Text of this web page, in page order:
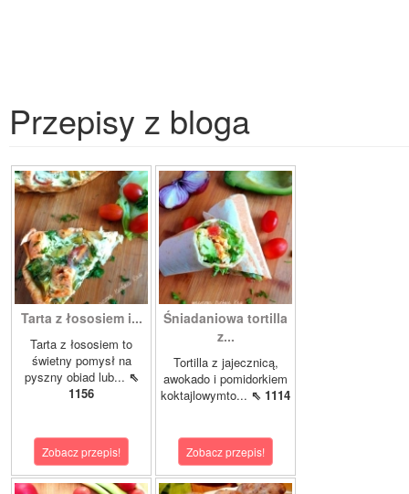
Przepisy z bloga
Tarta z łososiem i...
Tarta z łososiem to
świetny pomysł na
pyszny obiad lub... ⇖
1156
Zobacz przepis!
Śniadaniowa tortilla
z...
Tortilla z jajecznicą,
awokado i pomidorkiem
koktajlowymto... ⇖ 1114
Zobacz przepis!